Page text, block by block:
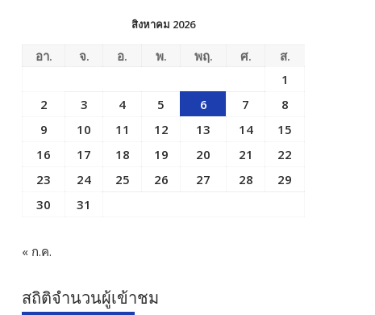
สิงหาคม 2026
อา. จ. อ. พ. พฤ. ศ.
ส.
1
2
3 4 5 6 7
8
9
10 11 12 13 14
15
16
17 18 19 20 21
22
23
24 25 26 27 28
29
30
31
« ก.ค.
สถิติจำนวนผู้เข้าชม